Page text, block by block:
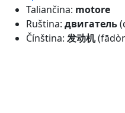
Taliančina: motore
Ruština: двигатель
Čínština: 发动机